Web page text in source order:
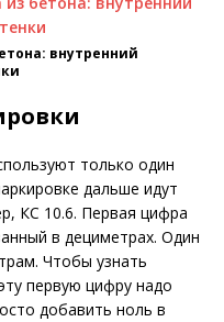
внутренний
только один
дальше идут
КС 10.6. Первая цифра
в дециметрах. Один
Чтобы узнать
первую цифру надо
добавить ноль в